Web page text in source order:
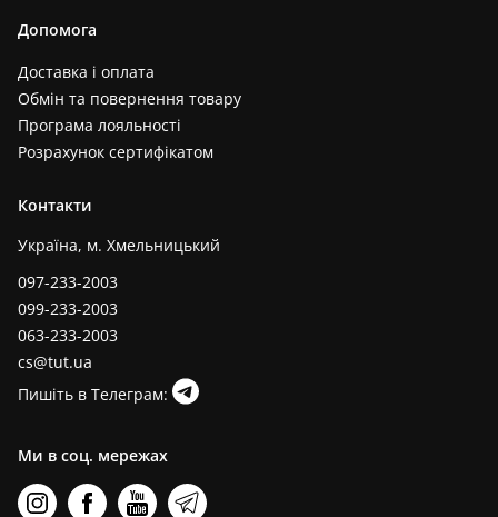
Допомога
Доставка і оплата
Обмін та повернення товару
Програма лояльності
Розрахунок сертифікатом
Контакти
Україна, м. Хмельницький
097-233-2003
099-233-2003
063-233-2003
cs@tut.ua
Пишіть в Телеграм:
Ми в соц. мережах